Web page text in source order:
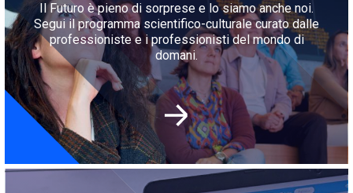
Il Futuro è pieno di sorprese e lo siamo anche noi.
Segui il programma scientifico-culturale curato dalle
professioniste e i professionisti del mondo di
domani.
Immagine